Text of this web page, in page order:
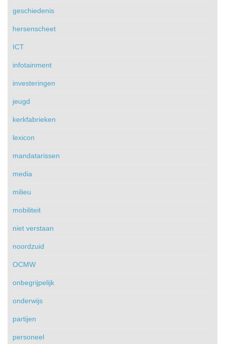
geschiedenis
hersenscheet
ICT
infotainment
investeringen
jeugd
kerkfabrieken
lexicon
mandatarissen
media
milieu
mobiliteit
niet verstaan
noordzuid
OCMW
onbegrijpelijk
onderwijs
partijen
personeel